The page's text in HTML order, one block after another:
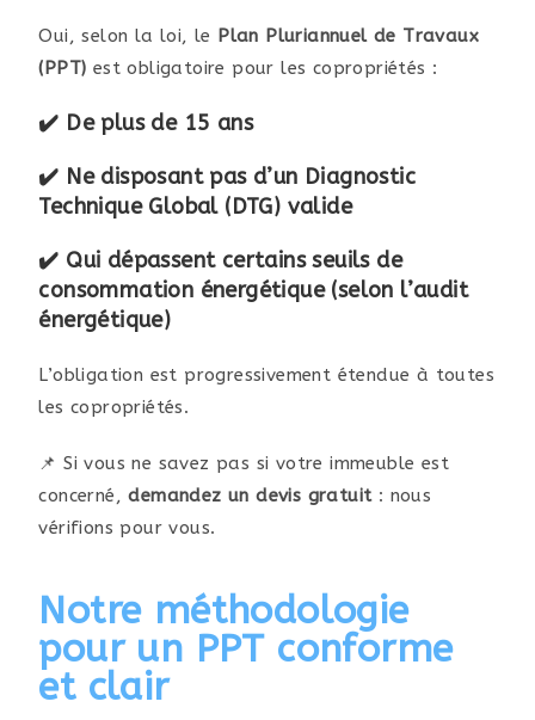
Oui, selon la loi, le Plan Pluriannuel de Travaux
(PPT) est obligatoire pour les copropriétés :
✔️ De plus de 15 ans
✔️ Ne disposant pas d’un Diagnostic
Technique Global (DTG) valide
✔️ Qui dépassent certains seuils de
consommation énergétique (selon l’audit
énergétique)
L’obligation est progressivement étendue à toutes
les copropriétés.
📌 Si vous ne savez pas si votre immeuble est
concerné,demandez un devis gratuit: nous
vérifions pour vous.
Notre méthodologie
pour un PPT conforme
et clair